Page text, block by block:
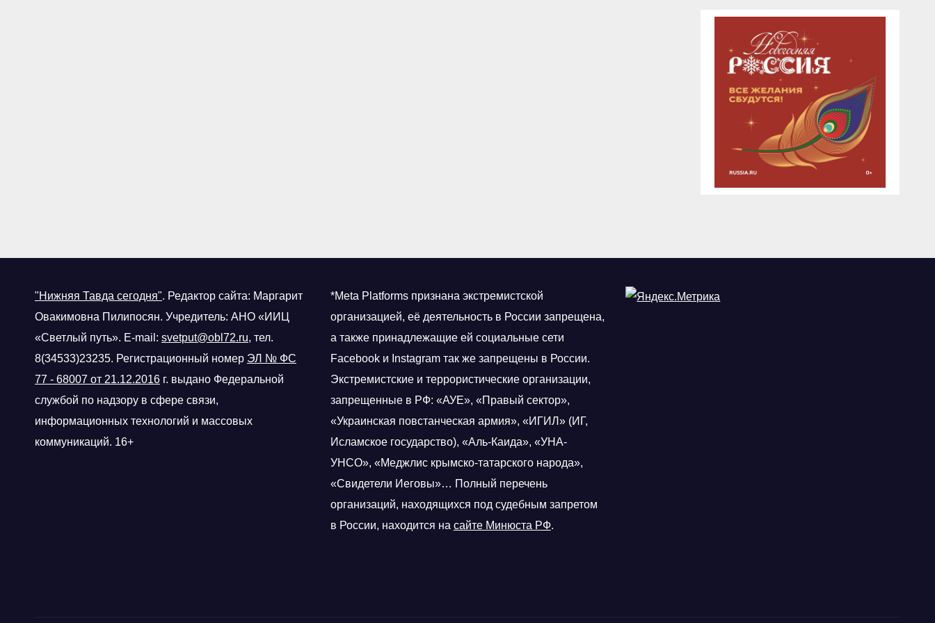
"Нижняя Тавда сегодня". Редактор сайта: Маргарит
Овакимовна Пилипосян. Учредитель: АНО «ИИЦ
«Светлый путь». E-mail: svetput@obl72.ru, тел.
8(34533)23235. Регистрационный номер ЭЛ № ФС
77 - 68007 от 21.12.2016 г. выдано Федеральной
службой по надзору в сфере связи,
информационных технологий и массовых
коммуникаций. 16+
*Meta Platforms признана экстремистской
организацией, её деятельность в России запрещена,
а также принадлежащие ей социальные сети
Facebook и Instagram так же запрещены в России.
Экстремистские и террористические организации,
запрещенные в РФ: «АУЕ», «Правый сектор»,
«Украинская повстанческая армия», «ИГИЛ» (ИГ,
Исламское государство), «Аль-Каида», «УНА-
УНСО», «Меджлис крымско-татарского народа»,
«Свидетели Иеговы»… Полный перечень
организаций, находящихся под судебным запретом
в России, находится на сайте Минюста РФ.